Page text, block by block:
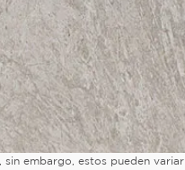
sin embargo, estos pueden variar